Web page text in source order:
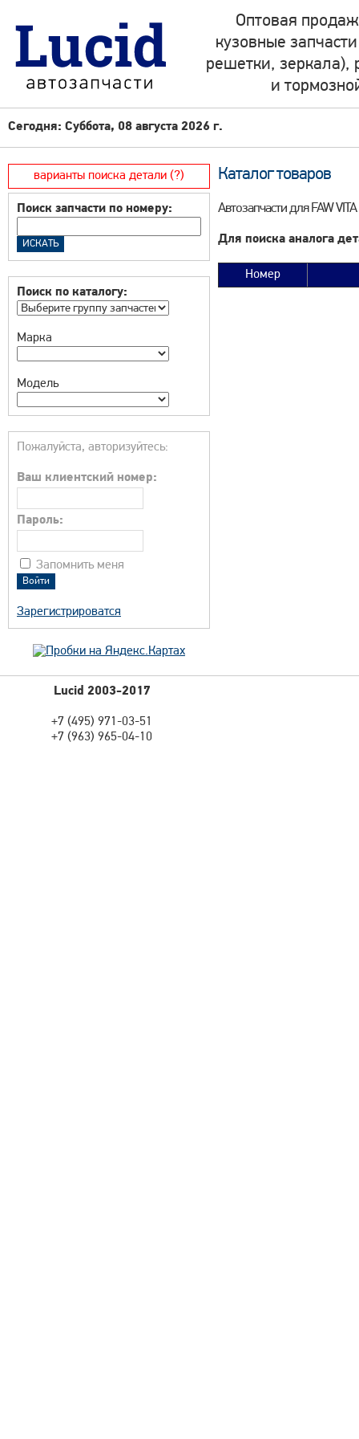
Оптовая
кузовные
решетки, зеркала),
и
Сегодня: Суббота, 08 августа 2026 г.
варианты поиска детали (?)
Поиск запчасти по номеру:
Поиск по каталогу:
Марка
Модель
Пожалуйста, авторизуйтесь:
Ваш клиентский номер:
Пароль:
Запомнить меня
Зарегистрироватся
Каталог товаров
Автозапчасти для FAW VITA
Для поиска аналога
Номер
Lucid 2003-2017
+7 (495) 971-03-51
+7 (963) 965-04-10